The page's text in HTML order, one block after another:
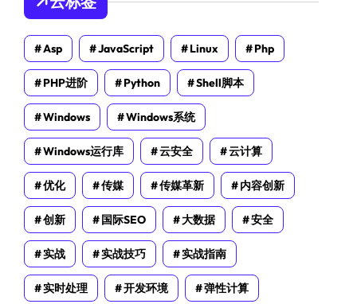
Asp JavaScript Linux Php
PHP进阶 Python Shell脚本
Windows Windows系统
Windows运行库 云安全 云计算
优化 传媒 传媒革新 内容创新
创新 国际SEO 大数据 安全
实战 实战技巧 实战指南
实时处理 开发环境 弹性计算